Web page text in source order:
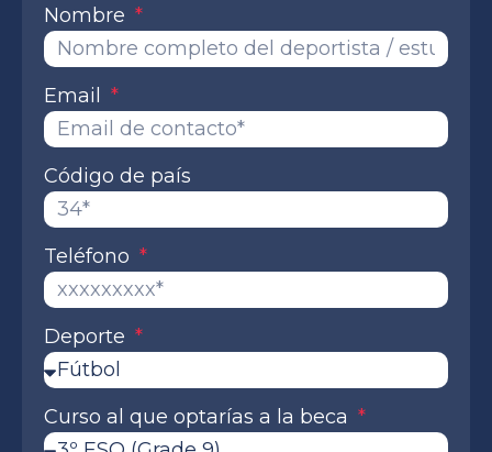
Nombre
Email
Código de país
Teléfono
Deporte
Curso al que optarías a la beca